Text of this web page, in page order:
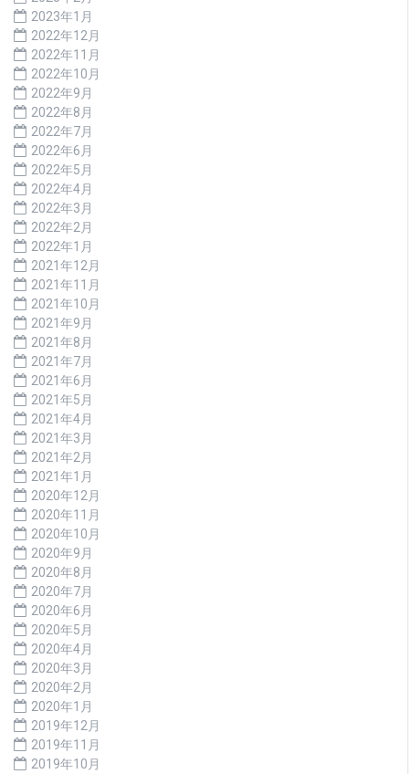
2023年1月
2022年12月
2022年11月
2022年10月
2022年9月
2022年8月
2022年7月
2022年6月
2022年5月
2022年4月
2022年3月
2022年2月
2022年1月
2021年12月
2021年11月
2021年10月
2021年9月
2021年8月
2021年7月
2021年6月
2021年5月
2021年4月
2021年3月
2021年2月
2021年1月
2020年12月
2020年11月
2020年10月
2020年9月
2020年8月
2020年7月
2020年6月
2020年5月
2020年4月
2020年3月
2020年2月
2020年1月
2019年12月
2019年11月
2019年10月